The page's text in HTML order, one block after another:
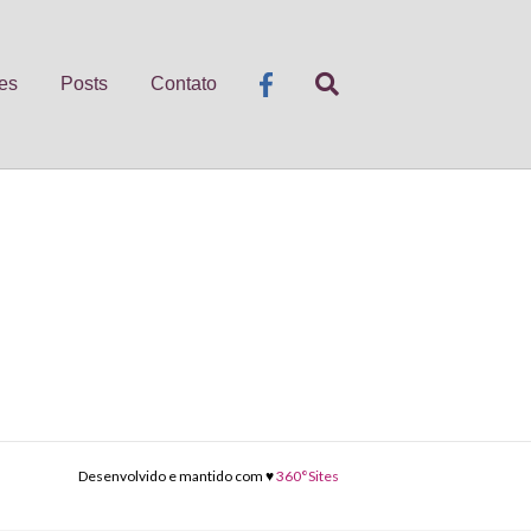
Posts Contato
Desenvolvido e mantido com ♥360°Sites